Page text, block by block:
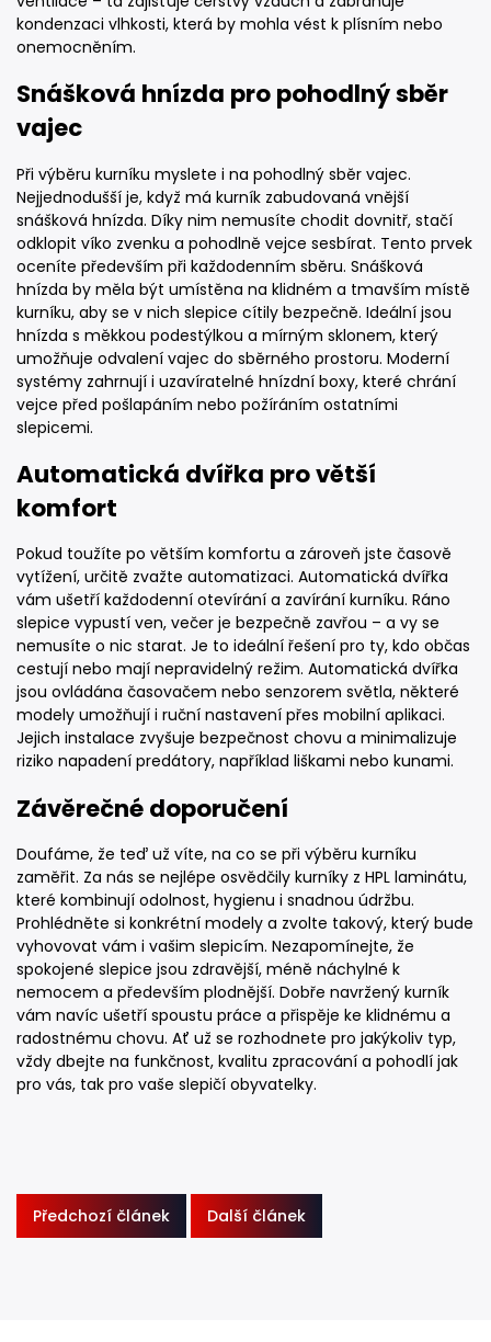
kondenzaci vlhkosti, která by mohla vést k plísním nebo
onemocněním.
Snášková hnízda pro pohodlný sběr
vajec
Při výběru kurníku myslete i na pohodlný sběr vajec.
Nejjednodušší je, když má kurník zabudovaná vnější
snášková hnízda. Díky nim nemusíte chodit dovnitř, stačí
odklopit víko zvenku a pohodlně vejce sesbírat. Tento prvek
oceníte především při každodenním sběru. Snášková
hnízda by měla být umístěna na klidném a tmavším místě
kurníku, aby se v nich slepice cítily bezpečně. Ideální jsou
hnízda s měkkou podestýlkou a mírným sklonem, který
umožňuje odvalení vajec do sběrného prostoru. Moderní
systémy zahrnují i uzavíratelné hnízdní boxy, které chrání
vejce před pošlapáním nebo požíráním ostatními
slepicemi.
Automatická dvířka pro větší
komfort
Pokud toužíte po větším komfortu a zároveň jste časově
vytížení, určitě zvažte automatizaci. Automatická dvířka
vám ušetří každodenní otevírání a zavírání kurníku. Ráno
slepice vypustí ven, večer je bezpečně zavřou – a vy se
nemusíte o nic starat. Je to ideální řešení pro ty, kdo občas
cestují nebo mají nepravidelný režim. Automatická dvířka
jsou ovládána časovačem nebo senzorem světla, některé
modely umožňují i ruční nastavení přes mobilní aplikaci.
Jejich instalace zvyšuje bezpečnost chovu a minimalizuje
riziko napadení predátory, například liškami nebo kunami.
Závěrečné doporučení
Doufáme, že teď už víte, na co se při výběru kurníku
zaměřit. Za nás se nejlépe osvědčily kurníky z HPL laminátu,
které kombinují odolnost, hygienu i snadnou údržbu.
Prohlédněte si konkrétní modely a zvolte takový, který bude
vyhovovat vám i vašim slepicím. Nezapomínejte, že
spokojené slepice jsou zdravější, méně náchylné k
nemocem a především plodnější. Dobře navržený kurník
vám navíc ušetří spoustu práce a přispěje ke klidnému a
radostnému chovu. Ať už se rozhodnete pro jakýkoliv typ,
vždy dbejte na funkčnost, kvalitu zpracování a pohodlí jak
pro vás, tak pro vaše slepičí obyvatelky.
Předchozí článek Další článek